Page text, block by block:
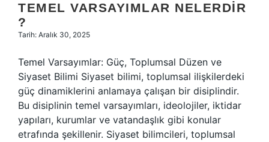
TEMEL VARSAYIMLAR NELERDIR
?
Tarih: Aralık 30, 2025
Temel Varsayımlar: Güç, Toplumsal Düzen ve
Siyaset Bilimi Siyaset bilimi, toplumsal ilişkilerdeki
güç dinamiklerini anlamaya çalışan bir disiplindir.
Bu disiplinin temel varsayımları, ideolojiler, iktidar
yapıları, kurumlar ve vatandaşlık gibi konular
etrafında şekillenir. Siyaset bilimcileri, toplumsal